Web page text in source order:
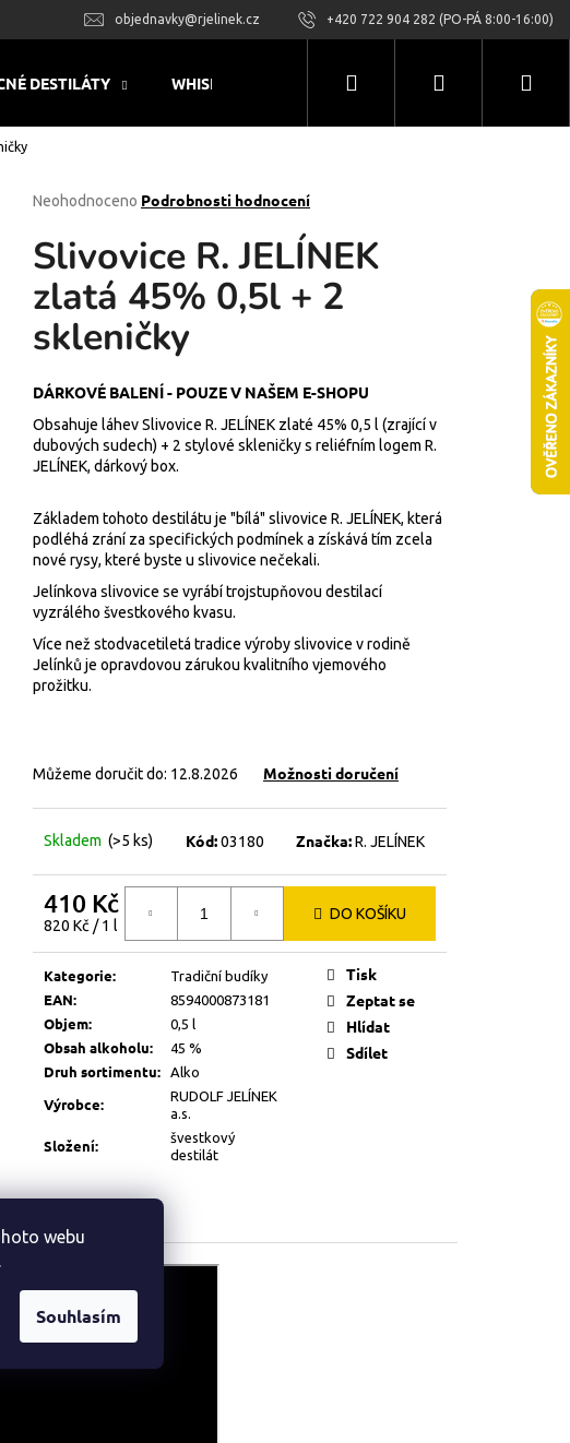
webu
Souhlasím
objednavky@rjelinek.cz +420 722 904 282 (PO-PÁ 8:00-16:00)
DESTILÁTY WHISKY RUMOVÉ PRODUKTY LIKÉRY
Hledat Přihlášení
Průměrné
produktu
je
z
hvězdiček.
Neohodnoceno Podrobnosti hodnocení
Slivovice R. JELÍNEK
zlatá 45% 0,5l + 2
skleničky
DÁRKOVÉ BALENÍ - POUZE V NAŠEM E-SHOPU
Obsahuje láhev Slivovice R. JELÍNEK zlaté 45% 0,5 l (zrající v
dubových sudech) + 2 stylové skleničky s reliéfním logem R.
JELÍNEK, dárkový box.
Základem tohoto destilátu je "bílá" slivovice R. JELÍNEK, která
podléhá zrání za specifických podmínek a získává tím zcela
nové rysy, které byste u slivovice nečekali.
Jelínkova slivovice se vyrábí trojstupňovou destilací
vyzrálého švestkového kvasu.
Více než stodvacetiletá tradice výroby slivovice v rodině
Jelínků je opravdovou zárukou kvalitního vjemového
prožitku.
Můžeme doručit do: 12.8.2026 Možnosti doručení
Skladem (>5 ks) Kód: 03180 Značka:R. JELÍNEK
410 Kč
Měrná
820 Kč / 1 l
DO KOŠÍKU
Kategorie: Tradiční budíky
EAN: 8594000873181
Objem: 0,5 l
Obsah alkoholu: 45 %
Druh sortimentu: Alko
Výrobce:
RUDOLF JELÍNEK
a.s.
Složení:
švestkový
destilát
Tisk
Zeptat se
Hlídat
Sdílet